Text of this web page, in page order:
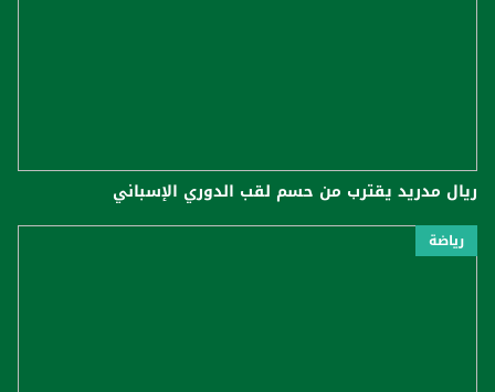
ريال مدريد يقترب من حسم لقب الدوري الإسباني
رياضة